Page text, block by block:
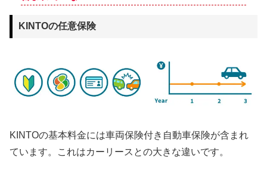
KINTOの任意保険
KINTOの基本料金には車両保険付き自動車保険が含まれ
ています。これはカーリースとの大きな違いです。